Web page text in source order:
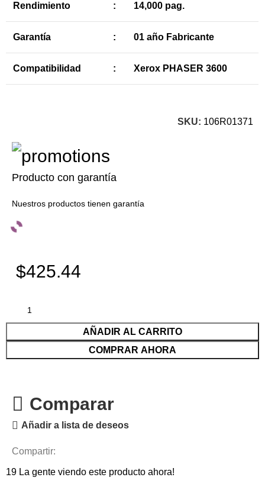
Rendimiento : 14,000 pag.
Garantía : 01 año Fabricante
Compatibilidad : Xerox PHASER 3600
SKU: 106R01371
Producto con garantía
Nuestros productos tienen garantía
$425.44
AÑADIR AL CARRITO
COMPRAR AHORA
Comparar
Añadir a lista de deseos
Compartir:
19 La gente viendo este producto ahora!